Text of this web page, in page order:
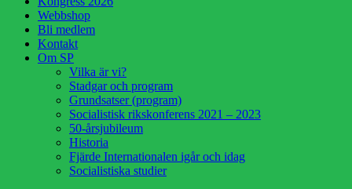
Webbshop
Bli medlem
Kontakt
Om SP
Vilka är vi?
Stadgar och program
Grundsatser (program)
Socialistisk rikskonferens 2021 – 2023
50-årsjubileum
Historia
Fjärde Internationalen igår och idag
Socialistiska studier